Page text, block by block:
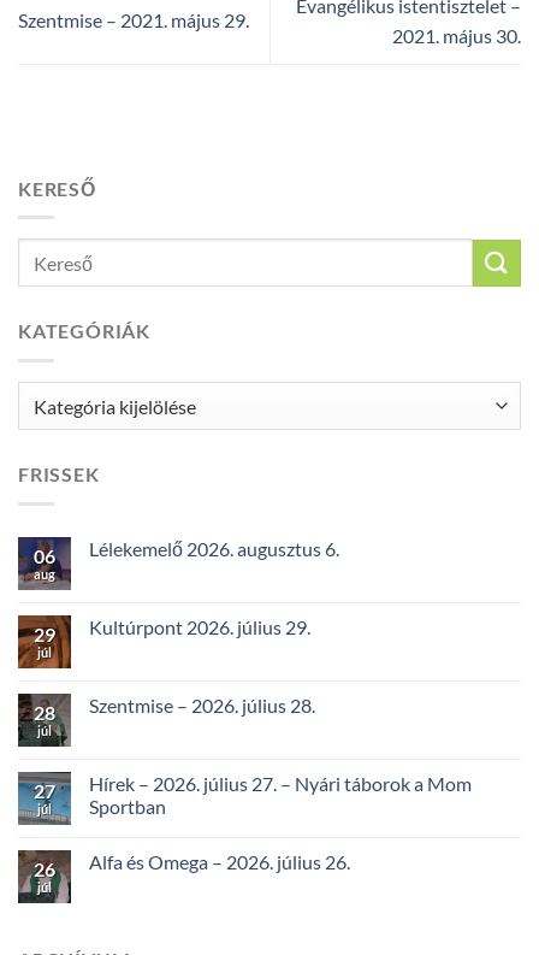
Szentmise – 2021. május 29.
Evangélikus istentisztelet –
2021. május 30.
KERESŐ
KATEGÓRIÁK
FRISSEK
06
aug
Lélekemelő 2026. augusztus 6.
29
júl
Kultúrpont 2026. július 29.
28
júl
Szentmise – 2026. július 28.
27
júl
Hírek – 2026. július 27. – Nyári táborok a Mom
Sportban
26
júl
Alfa és Omega – 2026. július 26.